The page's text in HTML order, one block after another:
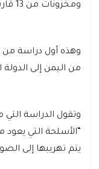
ومخزونات من 13 قاربا اعترضتها سفن عسكرية.
وهذه أول دراسة
من اليمن إلى الدولة
وتقول الدراسة التي
“الأسلحة التي
يتم تهريبها إلى